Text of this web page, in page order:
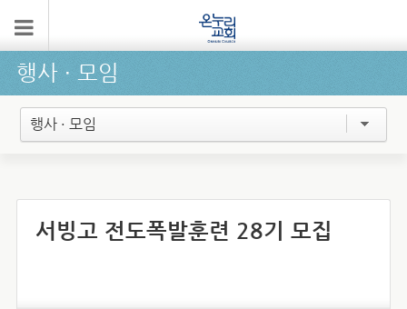
행사 ∙ 모임
행사 · 모임
서빙고 전도폭발훈련 28기 모집